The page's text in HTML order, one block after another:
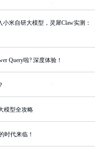
小米自研大模型，灵犀Claw实测：
Query啦? 深度体验！
模型全攻略
时代来临！